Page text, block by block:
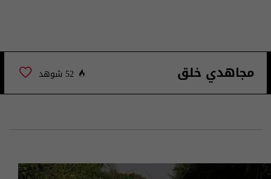
مجاهدي خلق 52 شوهد